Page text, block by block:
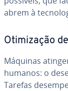
abrem à
Oti­mi­za­ção
Máquinas
humanos: o
Tarefas